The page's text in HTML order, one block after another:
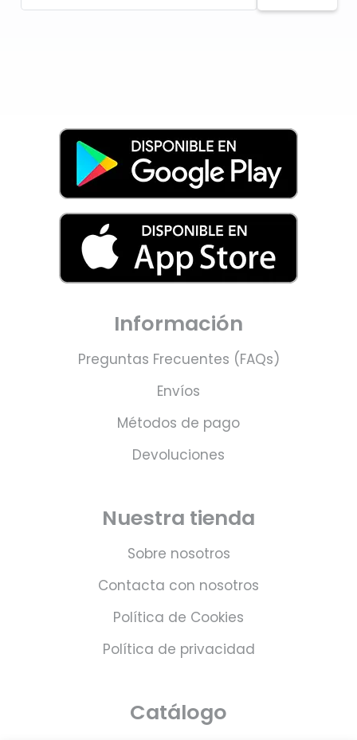
Información
Preguntas Frecuentes (FAQs)
Envíos
Métodos de pago
Devoluciones
Nuestra tienda
Sobre nosotros
Contacta con nosotros
Política de Cookies
Política de privacidad
Catálogo